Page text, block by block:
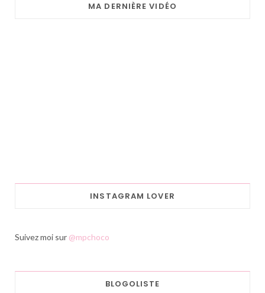
MA DERNIÈRE VIDÉO
INSTAGRAM LOVER
Suivez moi sur @mpchoco
BLOGOLISTE